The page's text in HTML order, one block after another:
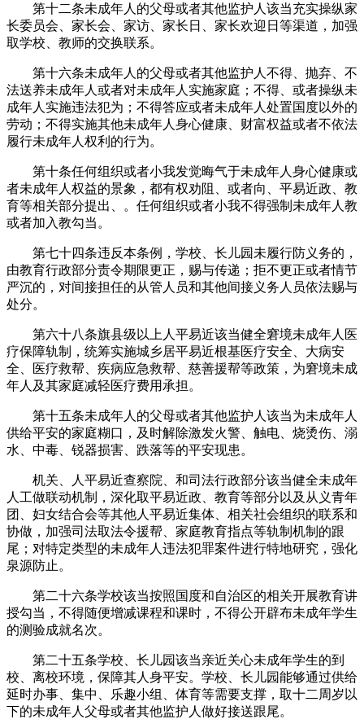
第十二条未成年人的父母或者其他监护人该当充实操纵家
长委员会、家长会、家访、家长日、家长欢迎日等渠道，加强
取学校、教师的交换联系。
第十六条未成年人的父母或者其他监护人不得、抛弃、不
法送养未成年人或者对未成年人实施家庭；不得、或者操纵未
成年人实施违法犯为；不得答应或者未成年人处置国度以外的
劳动；不得实施其他未成年人身心健康、财富权益或者不依法
履行未成年人权利的行为。
第十条任何组织或者小我发觉晦气于未成年人身心健康或
者未成年人权益的景象，都有权劝阻、或者向、平易近政、教
育等相关部分提出、。任何组织或者小我不得强制未成年人教
或者加入教勾当。
第七十四条违反本条例，学校、长儿园未履行防义务的，
由教育行政部分责令期限更正，赐与传递；拒不更正或者情节
严沉的，对间接担任的从管人员和其他间接义务人员依法赐与
处分。
第六十八条旗县级以上人平易近该当健全窘境未成年人医
疗保障轨制，统筹实施城乡居平易近根基医疗安全、大病安
全、医疗救帮、疾病应急救帮、慈善援帮等政策，为窘境未成
年人及其家庭减轻医疗费用承担。
第十五条未成年人的父母或者其他监护人该当为未成年人
供给平安的家庭糊口，及时解除激发火警、触电、烧烫伤、溺
水、中毒、锐器损害、跌落等的平安现患。
机关、人平易近查察院、和司法行政部分该当健全未成年
人工做联动机制，深化取平易近政、教育等部分以及从义青年
团、妇女结合会等其他人平易近集体、相关社会组织的联系和
协做，加强司法取法令援帮、家庭教育指点等轨制机制的跟
尾；对特定类型的未成年人违法犯罪案件进行特地研究，强化
泉源防止。
第二十六条学校该当按照国度和自治区的相关开展教育讲
授勾当，不得随便增减课程和课时，不得公开辟布未成年学生
的测验成就名次。
第二十五条学校、长儿园该当亲近关心未成年学生的到
校、离校环境，保障其人身平安。学校、长儿园能够通过供给
延时办事、集中、乐趣小组、体育等需要支撑，取十二周岁以
下的未成年人父母或者其他监护人做好接送跟尾。